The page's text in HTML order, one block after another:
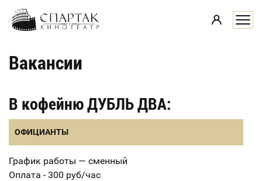
i
Вакансии
В кофейню ДУБЛЬ ДВА:
ОФИЦИАНТЫ
График работы — сменный
Оплата - 300 руб/час